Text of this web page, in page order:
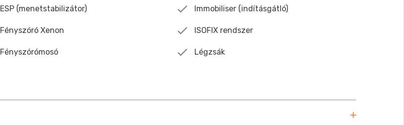
ESP (menetstabilizátor)
Fényszóró Xenon
Fényszórómosó
Immobiliser (indításgátló)
ISOFIX rendszer
Légzsák